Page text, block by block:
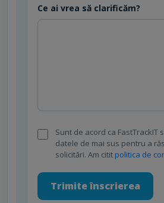
Ce ai vrea să clarificăm?
Sunt de acord ca FastTrackIT
datele de mai sus pentru a
solicitări. Am citit politica de
Trimite înscrierea